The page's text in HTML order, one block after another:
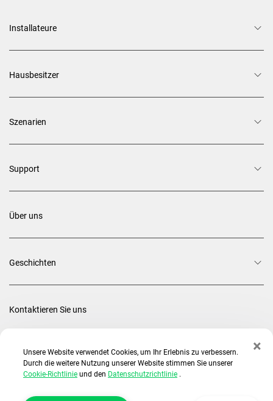
×
Unsere Website verwendet Cookies, um Ihr Erlebnis zu verbessern.
Durch die weitere Nutzung unserer Website stimmen Sie unserer
Cookie-Richtlinie und den Datenschutzrichtlinie .
Installateure
Hausbesitzer
Szenarien
Support
Über uns
Geschichten
Kontaktieren Sie uns
Nach oben